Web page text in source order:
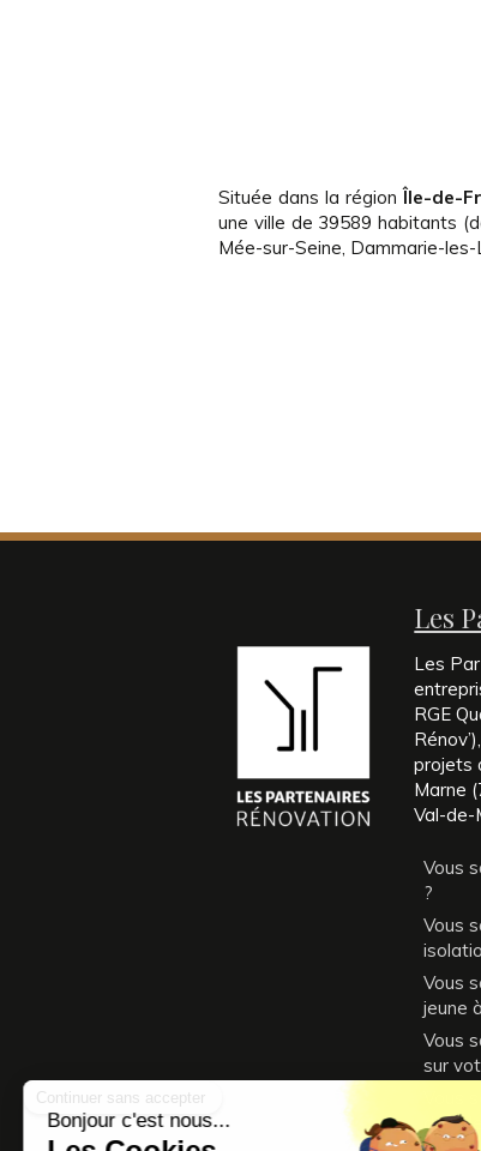
Située dans la régionÎle-de-
une ville de 39589 habitants
Mée-sur-Seine, Dammarie-
Les
Les
RGE
projets
Marne
Val-de-
Vous
?
Vous
Vous
jeune
Vous
sur
Vous
dans